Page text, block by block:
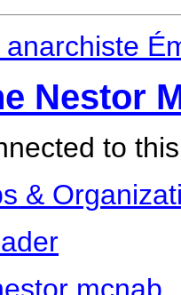
Nestor
to
&